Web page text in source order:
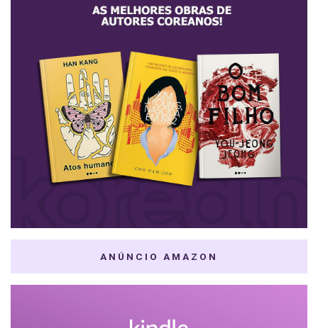
ANÚNCIO AMAZON